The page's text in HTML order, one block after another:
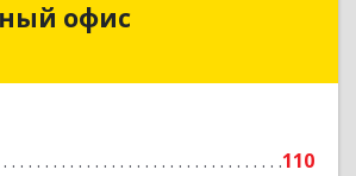
офис
110
Центральный офис
Подробнее